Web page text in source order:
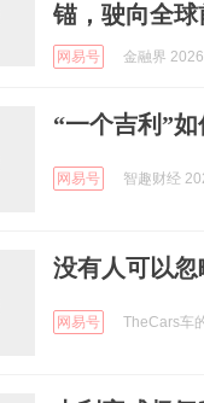
锚，驶向全球
网易号 金融界
“一个吉利”
网易号 智趣财经
没有人可以
网易号 TheCars车